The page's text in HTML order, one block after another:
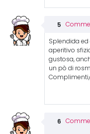
Splendida
aperitivo
gustosa,
un pò di